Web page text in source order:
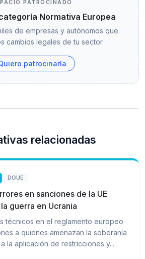
PATROCINADO
Normativa Europea
de empresas y autónomos que
cambios legales de tu sector.
patrocinarla
relacionadas
DOUE
en sanciones de la UE
guerra en Ucrania
técnicos en el reglamento europeo
a quienes amenazan la soberanía
la aplicación de restricciones y...